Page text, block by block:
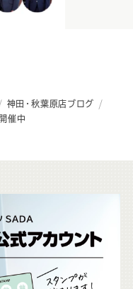
神田・秋葉原店ブログ
催中